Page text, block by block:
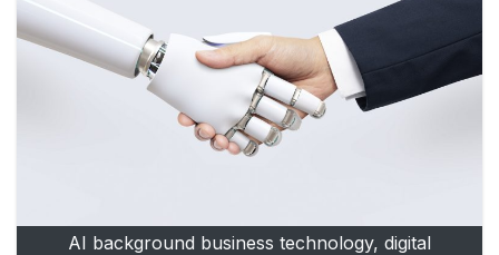
AI background business technology, digital